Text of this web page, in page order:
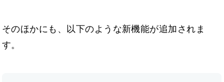
そのほかにも、以下のような新機能が追加されま
す。